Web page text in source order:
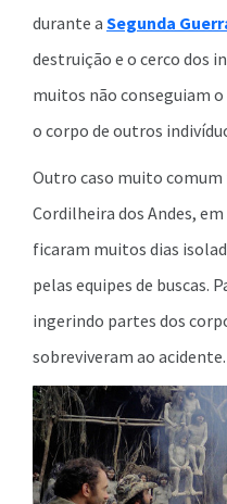
durante a Segunda
destruição e o cerco dos
muitos não conseguiam
o corpo de outros
Outro caso muito comum
Cordilheira dos Andes,
ficaram muitos dias
pelas equipes de buscas.
ingerindo partes dos
sobreviveram ao acidente.